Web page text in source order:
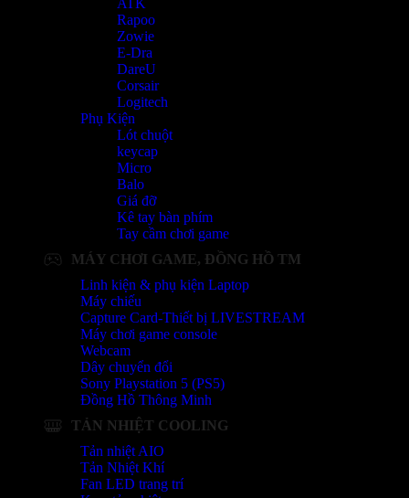
ATK
Rapoo
Zowie
E-Dra
DareU
Corsair
Logitech
Phụ Kiện
Lót chuột
keycap
Micro
Balo
Giá đỡ
Kê tay bàn phím
Tay cầm chơi game
MÁY CHƠI GAME, ĐỒNG HỒ TM
Linh kiện & phụ kiện Laptop
Máy chiếu
Capture Card-Thiết bị LIVESTREAM
Máy chơi game console
Webcam
Dây chuyển đổi
Sony Playstation 5 (PS5)
Đồng Hồ Thông Minh
TẢN NHIỆT COOLING
Tản nhiệt AIO
Tản Nhiệt Khí
Fan LED trang trí